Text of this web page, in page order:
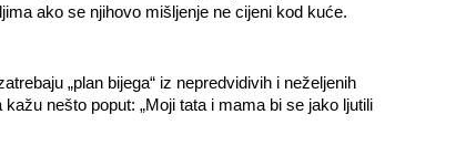
ako se njihovo mišljenje ne cijeni kod kuće.
„plan bijega“ iz nepredvidivih i neželjenih
nešto poput: „Moji tata i mama bi se jako ljutili